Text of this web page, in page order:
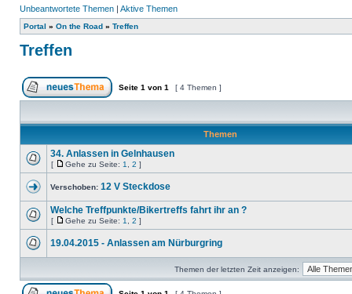
Unbeantwortete Themen | Aktive Themen
Portal » On the Road » Treffen
Treffen
Seite 1 von 1 [ 4 Themen ]
Themen
34. Anlassen in Gelnhausen
[ Gehe zu Seite: 1 2 ]
Verschoben: 12 V Steckdose
Welche Treffpunkte/Bikertreffs fahrt ihr an ?
[ Gehe zu Seite: 1 2 ]
19.04.2015 - Anlassen am Nürburgring
Themen der letzten Zeit anzeigen: